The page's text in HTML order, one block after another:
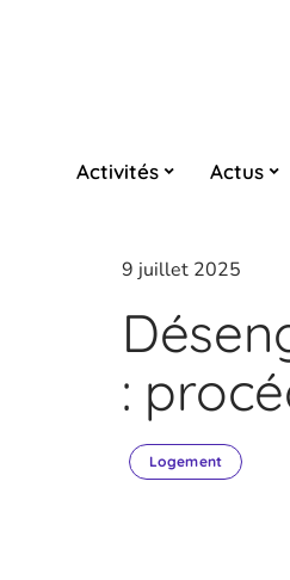
Activités Actus
9 juillet 2025
:
Logement